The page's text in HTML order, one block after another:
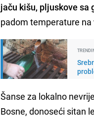
jaču kišu, pljuskove
padom temperature
Šanse za lokalno
Bosne, donoseći sitan